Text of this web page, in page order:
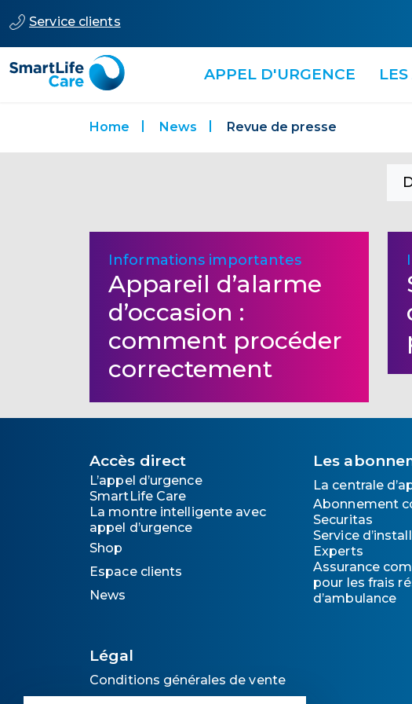
Service clients
APPEL D'URGENCE
Home News Revue de presse
Informations importantes
Appareil d’alarme
d’occasion :
comment procéder
correctement
Accès direct
L’appel d’urgence
SmartLife Care
La montre intelligente avec
appel d’urgence
Shop
Espace clients
News
Les
La centrale
Abonnement
Securitas
Service
Experts
Assurance
pour les frais
d’ambulance
Légal
Conditions générales de vente